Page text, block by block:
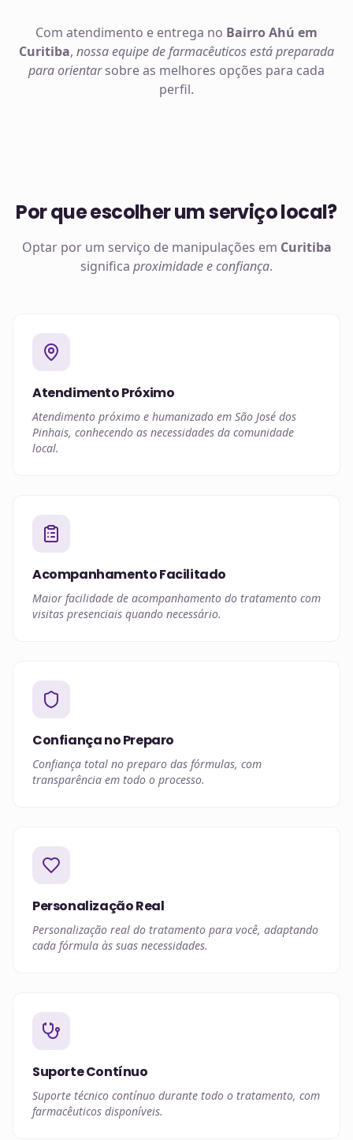
Com atendimento e entrega no Bairro Ahú em
Curitiba, nossa equipe de farmacêuticos está preparada
para orientarsobre as melhores opções para cada
perfil.
Por que escolher um serviço local?
Optar por um serviço de manipulações em Curitiba
significa proximidade e confiança.
Atendimento Próximo
Atendimento próximo e humanizado em São José dos
Pinhais, conhecendo as necessidades da comunidade
local.
Acompanhamento Facilitado
Maior facilidade de acompanhamento do tratamento com
visitas presenciais quando necessário.
Confiança no Preparo
Confiança total no preparo das fórmulas, com
transparência em todo o processo.
Personalização Real
Personalização real do tratamento para você, adaptando
cada fórmula às suas necessidades.
Suporte Contínuo
Suporte técnico contínuo durante todo o tratamento, com
farmacêuticos disponíveis.